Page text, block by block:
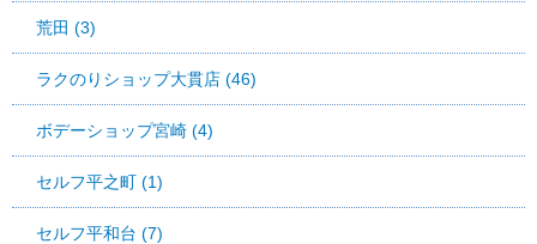
荒田 (3)
ラクのりショップ大貫店 (46)
ボデーショップ宮崎 (4)
セルフ平之町 (1)
セルフ平和台 (7)